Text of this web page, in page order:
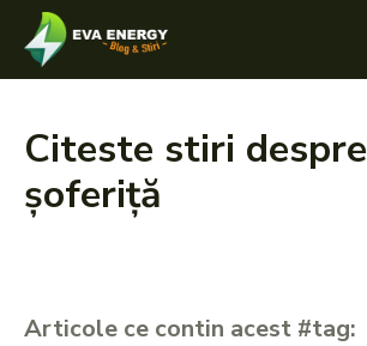
Citeste stiri despre
șoferiță
Articole ce contin acest #tag: